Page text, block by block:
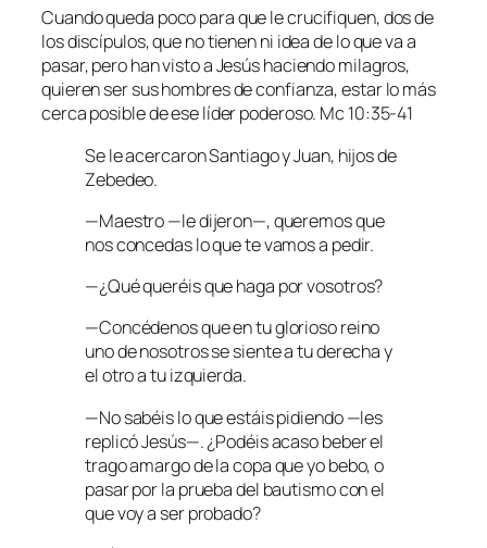
Cuando queda poco para que le crucifiquen, dos de
los discípulos, que no tienen ni idea de lo que va a
pasar, pero han visto a Jesús haciendo milagros,
quieren ser sus hombres de confianza, estar lo más
cerca posible de ese líder poderoso. Mc 10:35-41
Se le acercaron Santiago y Juan, hijos de
Zebedeo.
—Maestro —le dijeron—, queremos que
nos concedas lo que te vamos a pedir.
—¿Qué queréis que haga por vosotros?
—Concédenos que en tu glorioso reino
uno de nosotros se siente a tu derecha y
el otro a tu izquierda.
—No sabéis lo que estáis pidiendo —les
replicó Jesús—. ¿Podéis acaso beber el
trago amargo de la copa que yo bebo, o
pasar por la prueba del bautismo con el
que voy a ser probado?